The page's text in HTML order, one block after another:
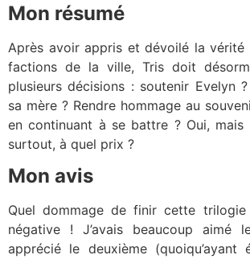
Mon résumé
Après avoir appris et dévoilé la vérité
factions de la ville, Tris doit
plusieurs décisions : soutenir Evelyn
sa mère ? Rendre hommage au
en continuant à se battre ? Oui,
surtout, à quel prix ?
Mon avis
Quel dommage de finir cette
négative ! J’avais beaucoup aimé
apprécié le deuxième (quoiqu’ayant